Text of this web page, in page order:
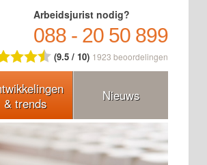
Arbeidsjurist nodig?
088 - 20 50 899
(9.5 / 10) 1923 beoordelingen
& trends
Nieuws